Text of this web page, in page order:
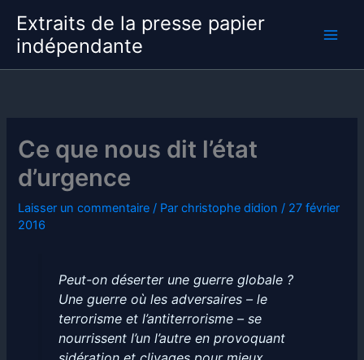
contenu
Extraits de la presse papier
indépendante
Ce que nous dit l’état
d’urgence
Laisser un commentaire / Parchristophe didion / 27 février
2016
Peut-on déserter une guerre globale ?
Une guerre où les adversaires – le
terrorisme et l’antiterrorisme – se
nourrissent l’un l’autre en provoquant